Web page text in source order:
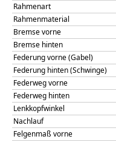
Rahmenart
Rahmenmaterial
Bremse vorne
Bremse hinten
Federung vorne (Gabel)
Federung hinten (Schwinge)
Federweg vorne
Federweg hinten
Lenkkopfwinkel
Nachlauf
Felgenmaß vorne